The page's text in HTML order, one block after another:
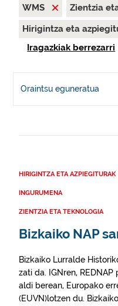
WMS
Zientzia
Hirigintza eta
Iragazkiak berrezarri
Oraintsu eguneratua
HIRIGINTZA ETA AZPIEGITURAK
INGURUMENA
ZIENTZIA ETA TEKNOLOGIA
Bizkaiko NAP
Bizkaiko Lurralde
zati da. IGNren,
aldi berean, Europako
(EUVN)lotzen du.